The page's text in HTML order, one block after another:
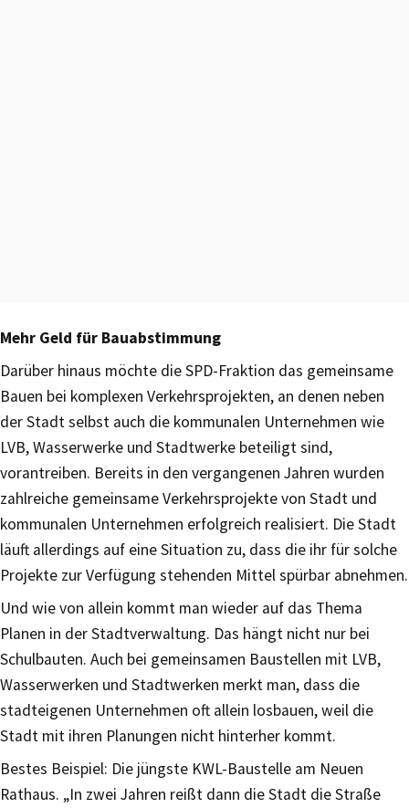
Mehr Geld für Bauabstimmung
Darüber hinaus möchte die SPD-Fraktion das gemeinsame
Bauen bei komplexen Verkehrsprojekten, an denen neben
der Stadt selbst auch die kommunalen Unternehmen wie
LVB, Wasserwerke und Stadtwerke beteiligt sind,
vorantreiben. Bereits in den vergangenen Jahren wurden
zahlreiche gemeinsame Verkehrsprojekte von Stadt und
kommunalen Unternehmen erfolgreich realisiert. Die Stadt
läuft allerdings auf eine Situation zu, dass die ihr für solche
Projekte zur Verfügung stehenden Mittel spürbar abnehmen.
Und wie von allein kommt man wieder auf das Thema
Planen in der Stadtverwaltung. Das hängt nicht nur bei
Schulbauten. Auch bei gemeinsamen Baustellen mit LVB,
Wasserwerken und Stadtwerken merkt man, dass die
stadteigenen Unternehmen oft allein losbauen, weil die
Stadt mit ihren Planungen nicht hinterher kommt.
Bestes Beispiel: Die jüngste KWL-Baustelle am Neuen
Rathaus. „In zwei Jahren reißt dann die Stadt die Straße